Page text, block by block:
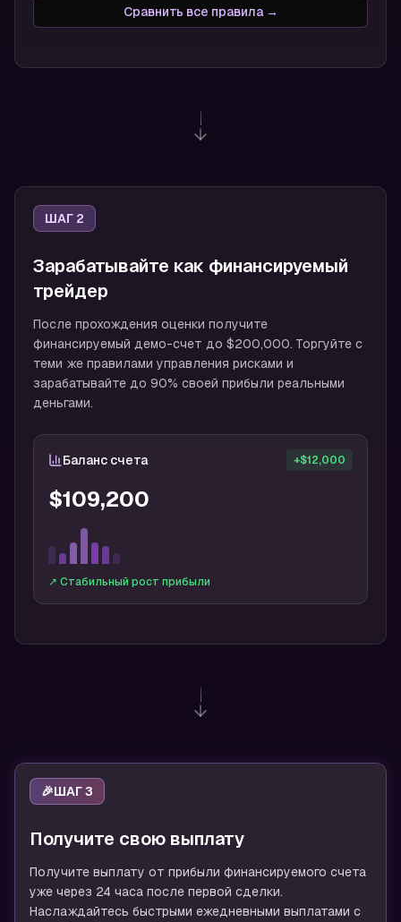
Сравнить все правила →
ШАГ 2
Зарабатывайте как финансируемый
трейдер
После прохождения оценки получите
финансируемый демо-счет до $200,000. Торгуйте с
теми же правилами управления рисками и
зарабатывайте до 90% своей прибыли реальными
деньгами.
Баланс счета +$12,000
$109,200
↗ Стабильный рост прибыли
🎉ШАГ 3
Получите свою выплату
Получите выплату от прибыли финансируемого счета
уже через 24 часа после первой сделки.
Наслаждайтесь быстрыми ежедневными выплатами с